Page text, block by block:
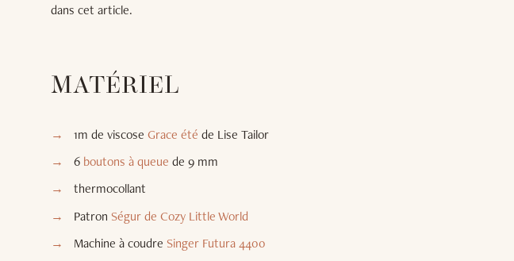
dans cet article.
MATÉRIEL
1m de viscose Grace été de Lise Tailor
6 boutons à queue de 9 mm
thermocollant
Patron Ségur de Cozy Little World
Machine à coudre Singer Futura 4400